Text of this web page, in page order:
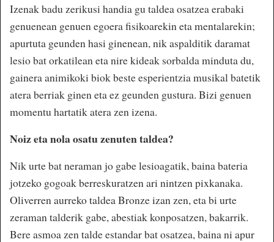
Izenak badu zerikusi handia gu taldea osatzea erabaki
genuenean genuen egoera fisikoarekin eta mentalarekin;
apurtuta geunden hasi ginenean, nik aspalditik daramat
lesio bat orkatilean eta nire kideak sorbalda minduta du,
gainera animikoki biok beste esperientzia musikal batetik
atera berriak ginen eta ez geunden gustura. Bizi genuen
momentu hartatik atera zen izena.
Noiz eta nola osatu zenuten taldea?
Nik urte bat neraman jo gabe lesioagatik, baina bateria
jotzeko gogoak berreskuratzen ari nintzen pixkanaka.
Oliverren aurreko taldea Bronze izan zen, eta bi urte
zeraman talderik gabe, abestiak konposatzen, bakarrik.
Bere asmoa zen talde estandar bat osatzea, baina ni apur